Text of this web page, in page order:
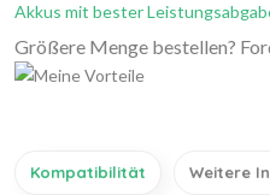
Akkus mit bester
Größere Menge bestellen?
Kompatibilität Weitere